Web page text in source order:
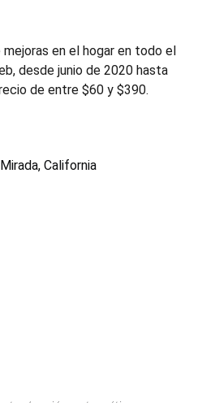
en el hogar en todo el
desde junio de 2020 hasta
de entre $60 y $390.
California